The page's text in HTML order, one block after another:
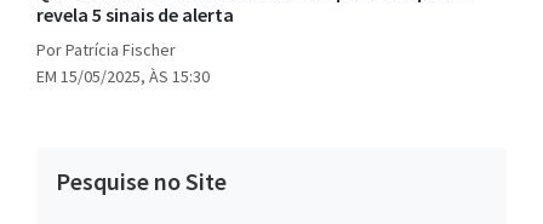
revela 5 sinais de alerta
Por Patrícia Fischer
EM 15/05/2025, ÀS 15:30
Pesquise no Site